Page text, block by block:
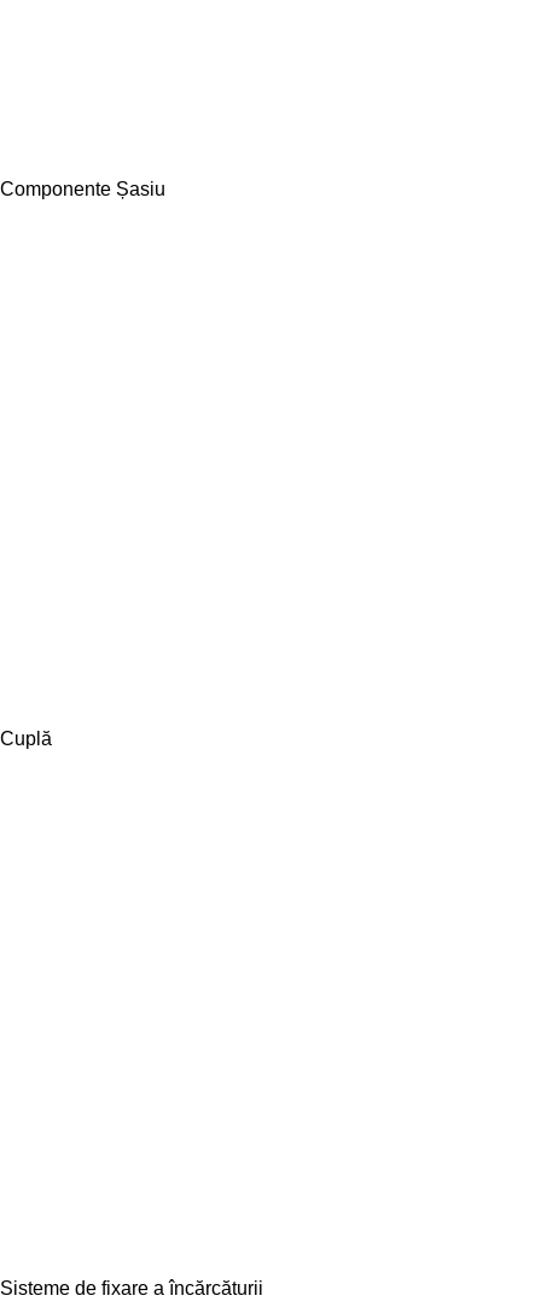
Componente Șasiu
Cuplă
Sisteme de fixare a încărcăturii